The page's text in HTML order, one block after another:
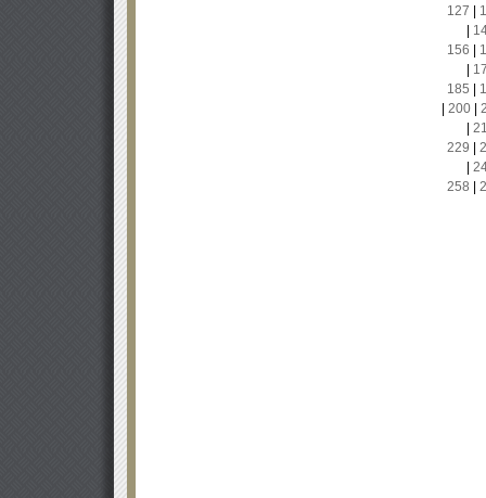
127
156
185
200|
229
258